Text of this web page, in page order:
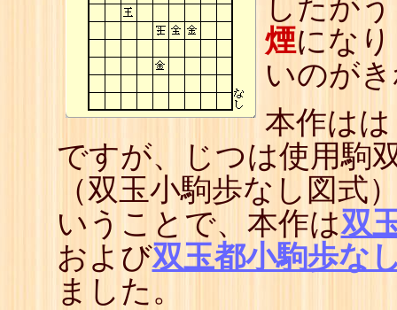
したが
煙にな
いのが
本作は
ですが、じつは使用駒
（双玉小駒歩なし図式
いうことで、本作は双
および双玉都小駒歩な
ました。